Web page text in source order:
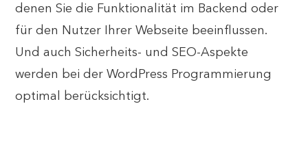
denen Sie die Funktionalität im Backend oder
für den Nutzer Ihrer Webseite beeinflussen.
Und auch Sicherheits- und SEO-Aspekte
werden bei der WordPress Programmierung
optimal berücksichtigt.